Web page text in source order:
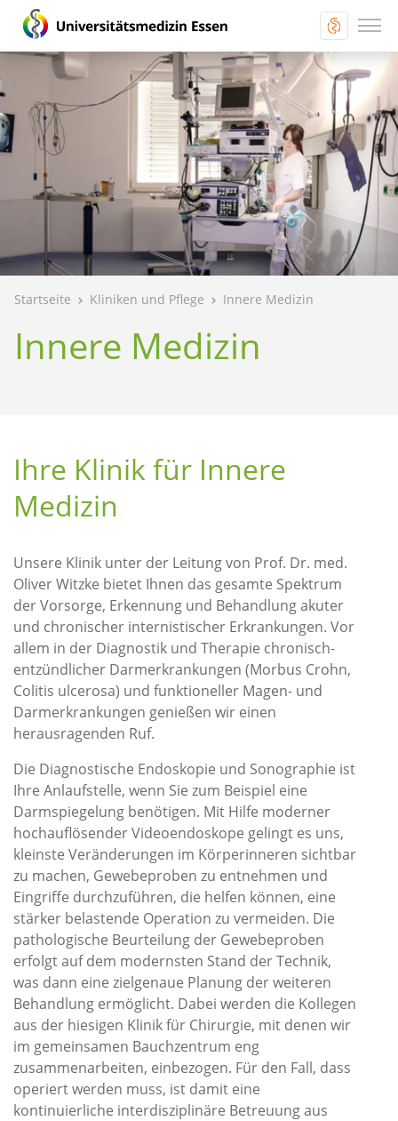
Startseite Kliniken und Pflege Innere Medizin
Innere Medizin
Ihre Klinik für Innere
Medizin
Unsere Klinik unter der Leitung von Prof. Dr. med.
Oliver Witzke bietet Ihnen das gesamte Spektrum
der Vorsorge, Erkennung und Behandlung akuter
und chronischer internistischer Erkrankungen. Vor
allem in der Diagnostik und Therapie chronisch-
entzündlicher Darmerkrankungen (Morbus Crohn,
Colitis ulcerosa) und funktioneller Magen- und
Darmerkrankungen genießen wir einen
herausragenden Ruf.
Die Diagnostische Endoskopie und Sonographie ist
Ihre Anlaufstelle, wenn Sie zum Beispiel eine
Darmspiegelung benötigen. Mit Hilfe moderner
hochauflösender Videoendoskope gelingt es uns,
kleinste Veränderungen im Körperinneren sichtbar
zu machen, Gewebeproben zu entnehmen und
Eingriffe durchzuführen, die helfen können, eine
stärker belastende Operation zu vermeiden. Die
pathologische Beurteilung der Gewebeproben
erfolgt auf dem modernsten Stand der Technik,
was dann eine zielgenaue Planung der weiteren
Behandlung ermöglicht. Dabei werden die Kollegen
aus der hiesigen Klinik für Chirurgie, mit denen wir
im gemeinsamen Bauchzentrum eng
zusammenarbeiten, einbezogen. Für den Fall, dass
operiert werden muss, ist damit eine
kontinuierliche interdisziplinäre Betreuung aus